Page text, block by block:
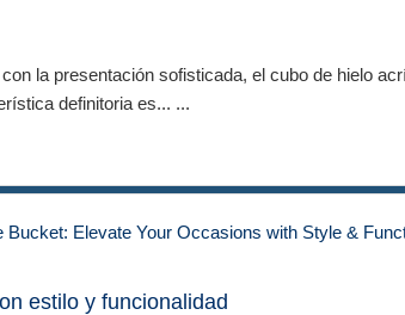
la presentación sofisticada, el cubo de hielo
definitoria es... ...
estilo y funcionalidad